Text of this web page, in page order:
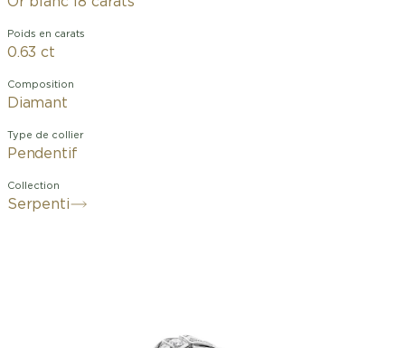
Poids en carats
0.63 ct
Composition
Diamant
Type de collier
Pendentif
Collection
Serpenti
incarne la métamorphose infinie de